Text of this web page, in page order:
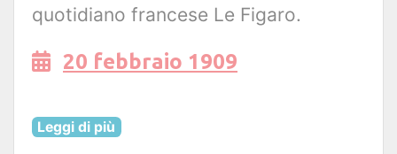
quotidiano francese Le Figaro.
20 febbraio 1909
Leggi di più